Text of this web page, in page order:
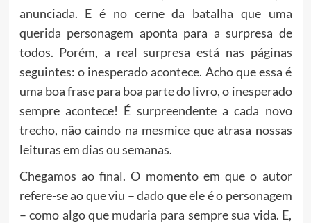
anunciada. E é no cerne da batalha que uma
querida personagem aponta para a surpresa de
todos. Porém, a real surpresa está nas páginas
seguintes: o inesperado acontece. Acho que essa é
uma boa frase para boa parte do livro, o inesperado
sempre acontece! É surpreendente a cada novo
trecho, não caindo na mesmice que atrasa nossas
leituras em dias ou semanas.
Chegamos ao final. O momento em que o autor
refere-se ao que viu – dado que ele é o personagem
– como algo que mudaria para sempre sua vida. E,